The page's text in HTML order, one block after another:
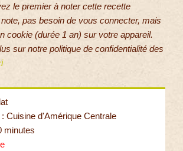
le premier à noter cette recette
pas besoin de vous connecter, mais
cookie (durée 1 an) sur votre appareil.
sur notre politique de confidentialité des
Cuisine d'Amérique Centrale
minutes